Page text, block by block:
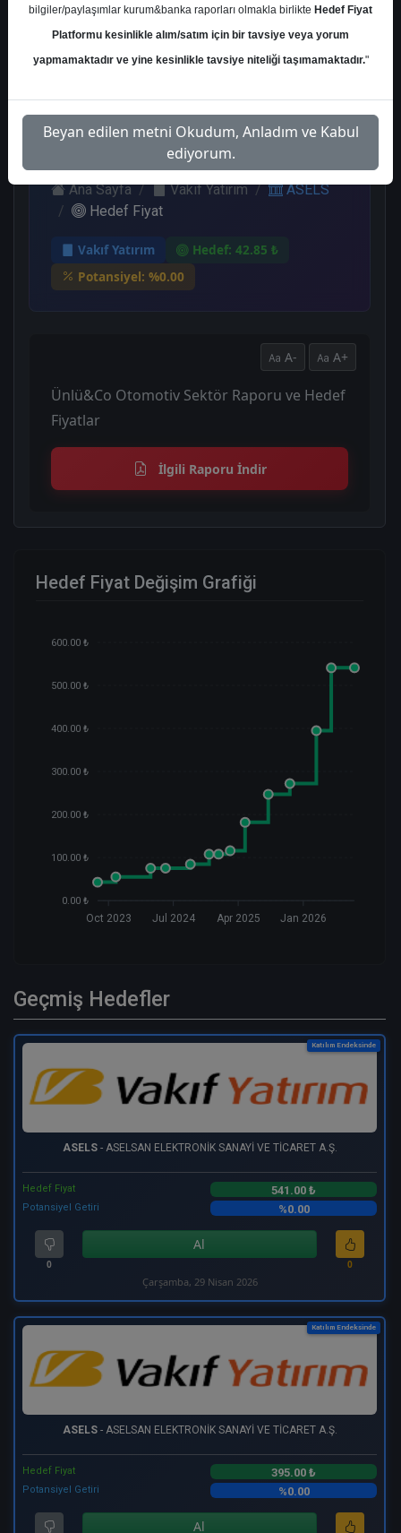
6 7
Paralel
Get.
3
Üstü Get.
1
Çarşamba, 16 Ağustos 2023
Ana Sayfa Vakıf Yatırım
ASELS
Hedef Fiyat
Vakıf Yatırım
Hedef: 42.85 ₺
Potansiyel: %0.00
A- A+
Ünlü&Co Otomotiv Sektör Raporu ve Hedef
Fiyatlar
İlgili Raporu İndir
Hedef Fiyat Değişim Grafiği
600.00 ₺
500.00 ₺
400.00 ₺
300.00 ₺
200.00 ₺
100.00 ₺
0.00 ₺
Oct 2023 Jul 2024 Apr 2025 Jan 2026
Geçmiş Hedefler
Katılım Endeksinde
ASELS- ASELSAN ELEKTRONİK SANAYİ VE TİCARET A.Ş.
Hedef Fiyat 541.00 ₺
Potansiyel Getiri %0.00
0
Al
0
Çarşamba, 29 Nisan 2026
Katılım Endeksinde
ASELS- ASELSAN ELEKTRONİK SANAYİ VE TİCARET A.Ş.
Hedef Fiyat 395.00 ₺
Potansiyel Getiri %0.00
Al
bilgiler/paylaşımlar kurum&banka raporları olmakla birlikte Hedef Fiyat
Platformu kesinlikle alım/satım için bir tavsiye veya yorum
yapmamaktadır ve yine kesinlikle tavsiye niteliği taşımamaktadır."
Beyan edilen metni Okudum, Anladım ve Kabul
ediyorum.